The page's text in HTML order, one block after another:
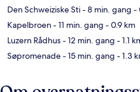
Den Schweiziske Sti- 8 min. gang -
Kapelbroen- 11 min. gang - 0.9 km
Luzern Rådhus- 12 min. gang - 1.1
Søpromenade- 15 min. gang - 1.3